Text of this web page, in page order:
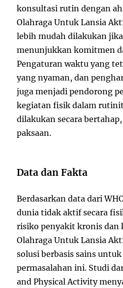
konsultasi rutin dengan
Olahraga Untuk Lansia
lebih mudah dilakukan
menunjukkan komitmen
Pengaturan waktu yang
yang nyaman, dan
juga menjadi pendorong
kegiatan fisik dalam
dilakukan secara
paksaan.
Data dan Fakta
Berdasarkan data dari
dunia tidak aktif secara
risiko penyakit kronis dan
Olahraga Untuk Lansia
solusi berbasis sains
permasalahan ini. Studi
and Physical Activity